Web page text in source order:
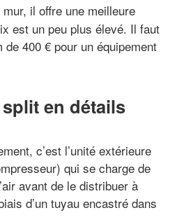
il offre une meilleure
est un peu plus élevé. Il faut
400 € pour un équipement
en détails
c’est l’unité extérieure
qui se charge de
avant de le distribuer à
d’un tuyau encastré dans